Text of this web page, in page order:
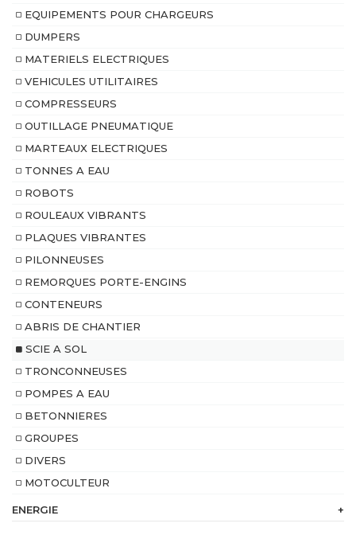
EQUIPEMENTS POUR CHARGEURS
DUMPERS
MATERIELS ELECTRIQUES
VEHICULES UTILITAIRES
COMPRESSEURS
OUTILLAGE PNEUMATIQUE
MARTEAUX ELECTRIQUES
TONNES A EAU
ROBOTS
ROULEAUX VIBRANTS
PLAQUES VIBRANTES
PILONNEUSES
REMORQUES PORTE-ENGINS
CONTENEURS
ABRIS DE CHANTIER
SCIE A SOL
TRONCONNEUSES
POMPES A EAU
BETONNIERES
GROUPES
DIVERS
MOTOCULTEUR
ENERGIE +